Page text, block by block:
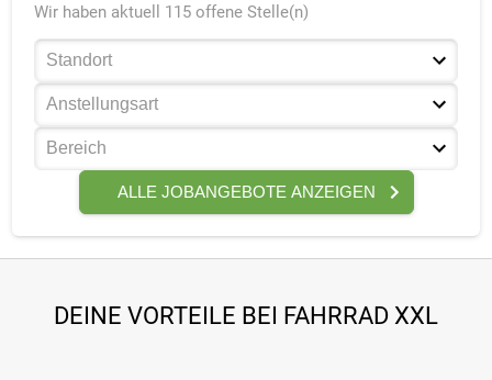
Wir haben aktuell 115 offene Stelle(n)
ALLE JOBANGEBOTE ANZEIGEN
DEINE VORTEILE BEI FAHRRAD XXL